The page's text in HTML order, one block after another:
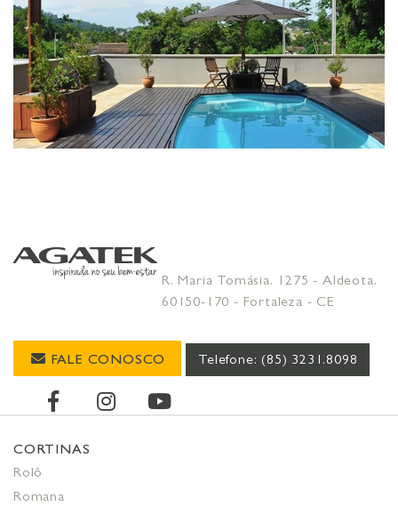
R. Maria Tomásia, 1275 - Aldeota,
60150-170 - Fortaleza - CE
FALE CONOSCO Telefone: (85) 3231.8098
CORTINAS
Rolô
Romana